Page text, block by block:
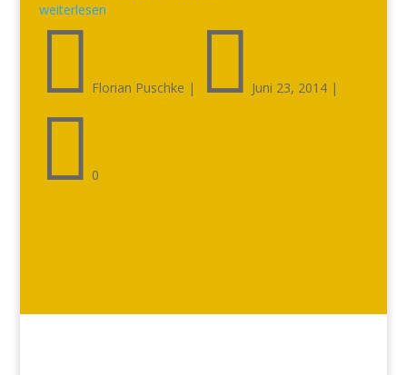
weiterlesen
 Florian Puschke |  Juni 23, 2014|
 0